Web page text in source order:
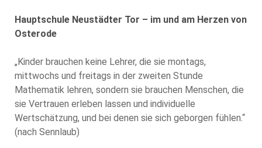
Hauptschule Neustädter Tor – im und am Herzen von
Osterode
„Kinder brauchen keine Lehrer, die sie montags,
mittwochs und freitags in der zweiten Stunde
Mathematik lehren, sondern sie brauchen Menschen, die
sie Vertrauen erleben lassen und individuelle
Wertschätzung, und bei denen sie sich geborgen fühlen.“
(nach Sennlaub)